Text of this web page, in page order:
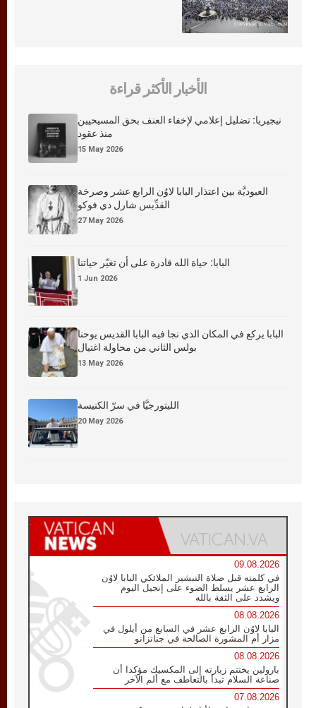
الأخبار الأكثر قراءة
نيجيريا: تضليل إعلامي لإخفاء العنف بحق المسيحيين
منذ عقود
15 May 2026
العبوديَّة بين اعتذار البابا لاوُن الرابع عشر وصرخة
القدِّيس شارل دي فوكو
27 May 2026
البابا: حياة الله قادرة على أن تغيّر حياتنا
1 Jun 2026
البابا يركع في المكان الذي نجا فيه البابا القديس يوحنا
بولس الثاني من محاولة اغتيال
13 May 2026
الليتورجيَّا في سرّ الكنيسة
20 May 2026
09.08.2026
في كلمته قبل صلاة التبشير الملائكي البابا لاوُن
الرابع عشر يسلط الضوء على إنجيل اليوم
ويشدد على الثقة بالله
08.08.2026
البابا لاوُن الرابع عشر في السابع من أيلول في
مزار أم المشورة الصالحة في جناتزانو
08.08.2026
بارولين يختتم زيارته إلى المكسيك مؤكدا أن
صناعة السلام تبدأ بالتعاطف مع ألم الآخر
07.08.2026